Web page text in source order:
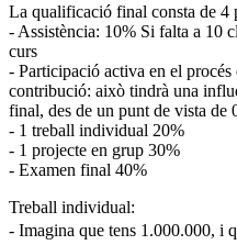
La qualificació final consta de 4
- Assistència: 10% Si falta a 10
curs
- Participació activa en el procés
contribució: això tindrà una
final, des de un punt de vista de
- 1 treball individual 20%
- 1 projecte en grup 30%
- Examen final 40%
Treball individual:
- Imagina que tens 1.000.000, i